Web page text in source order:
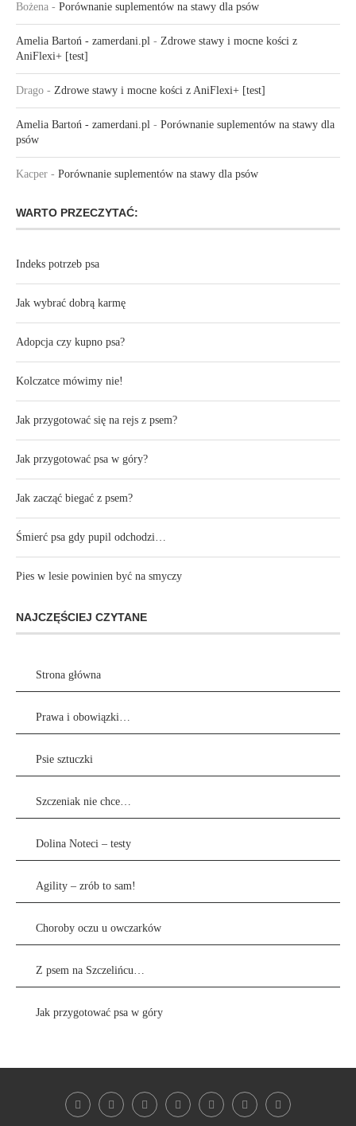
Bożena - Porównanie suplementów na stawy dla psów
Amelia Bartoń - zamerdani.pl - Zdrowe stawy i mocne kości z
AniFlexi+ [test]
Drago - Zdrowe stawy i mocne kości z AniFlexi+ [test]
Amelia Bartoń - zamerdani.pl - Porównanie suplementów na stawy dla
psów
Kacper - Porównanie suplementów na stawy dla psów
WARTO PRZECZYTAĆ:
Indeks potrzeb psa
Jak wybrać dobrą karmę
Adopcja czy kupno psa?
Kolczatce mówimy nie!
Jak przygotować się na rejs z psem?
Jak przygotować psa w góry?
Jak zacząć biegać z psem?
Śmierć psa gdy pupil odchodzi…
Pies w lesie powinien być na smyczy
NAJCZĘŚCIEJ CZYTANE
Strona główna
Prawa i obowiązki…
Psie sztuczki
Szczeniak nie chce…
Dolina Noteci – testy
Agility – zrób to sam!
Choroby oczu u owczarków
Z psem na Szczelińcu…
Jak przygotować psa w góry